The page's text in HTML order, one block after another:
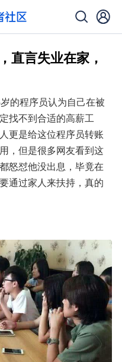
直言失业在家，
的程序员认为自己在被
找不到合适的高薪工
更是给这位程序员转账
，但是很多网友看到这
怒怼他没出息，毕竟在
通过家人来扶持，真的